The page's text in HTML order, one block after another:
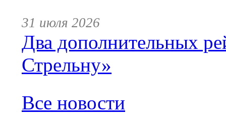
31 июля 2026
Два дополнительных
Стрельну»
Все новости